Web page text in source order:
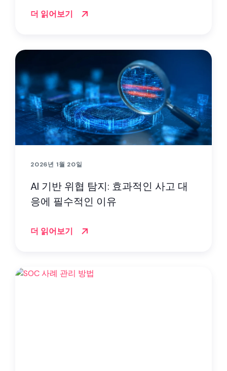
더 읽어보기
2026년 1월 20일
AI 기반 위협 탐지: 효과적인 사고 대
응에 필수적인 이유
더 읽어보기